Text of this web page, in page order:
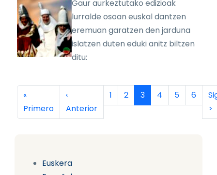
Euskera
Gaur aurkeztutako edizioak
lurralde osoan euskal dantzen
eremuan garatzen den jarduna
islatzen duten eduki anitz biltzen
ditu:
Paginación
Primera página
«
Primero
Página anterior
‹
Anterior
Página
1 Página
2 Página actual
3 Página
4 Página
5 Página
6
>